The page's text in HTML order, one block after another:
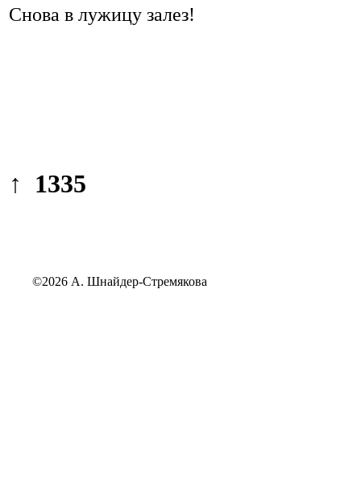
Снова в лужицу залез!
↑ 1335
©2026 А. Шнайдер-Стремякова